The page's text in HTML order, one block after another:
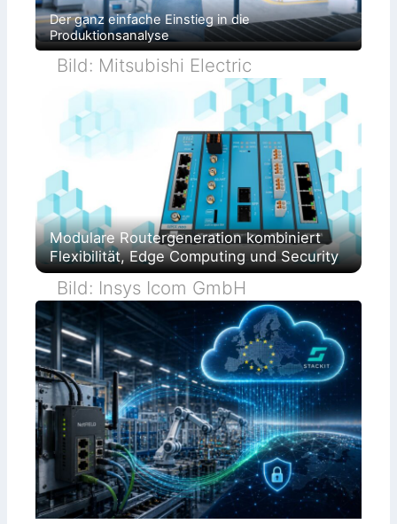
Der ganz einfache Einstieg in die
Produktionsanalyse
Bild: Mitsubishi Electric
Modulare Routergeneration kombiniert
Flexibilität, Edge Computing und Security
Bild: Insys Icom GmbH